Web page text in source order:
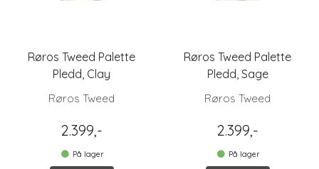
Røros Tweed Palette
Pledd, Clay
Røros Tweed
2.399,-
På lager
Røros Tweed Palette
Pledd, Sage
Røros Tweed
2.399,-
På lager